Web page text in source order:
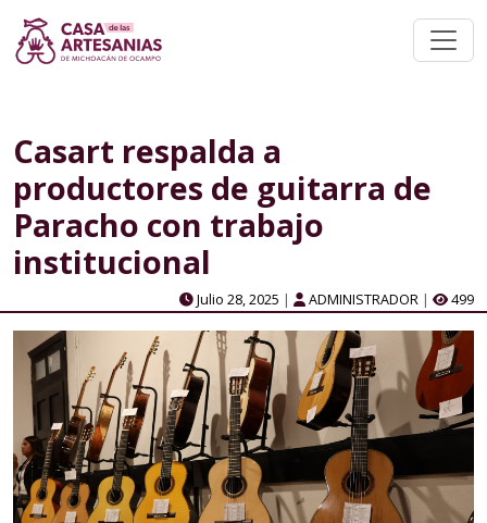
Casart respalda a
productores de guitarra de
Paracho con trabajo
institucional
Julio 28, 2025 | ADMINISTRADOR | 499